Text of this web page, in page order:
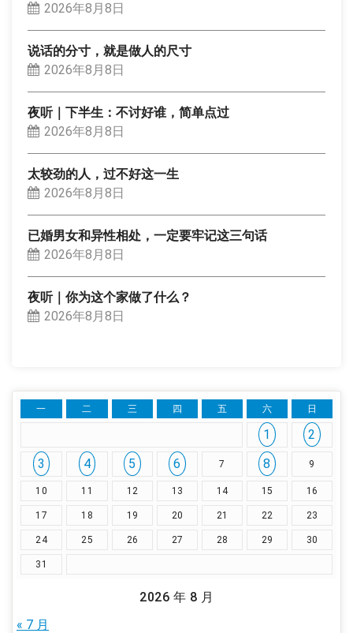
2026年8月8日
说话的分寸，就是做人的尺寸
2026年8月8日
夜听｜下半生：不讨好谁，简单点过
2026年8月8日
太较劲的人，过不好这一生
2026年8月8日
已婚男女和异性相处，一定要牢记这三句话
2026年8月8日
夜听｜你为这个家做了什么？
2026年8月8日
2026 年 8 月
一 二 三 四 五 六 日
1
2
3
4 5 6 7 8 9
10 11 12 13 14 15 16
17 18 19 20 21 22 23
24 25 26 27 28 29 30
31
« 7 月